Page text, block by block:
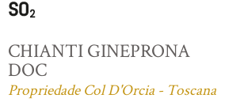
CHIANTI GINEPRONA
DOC
Propriedade Col D'Orcia - Toscana